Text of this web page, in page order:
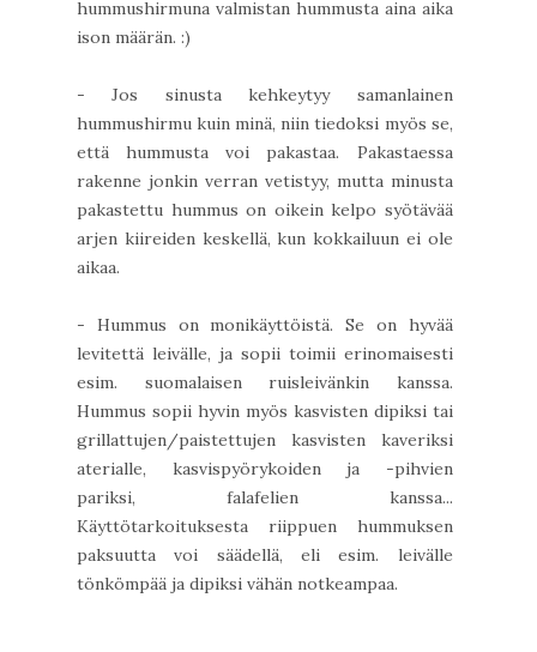
hummushirmuna valmistan hummusta aina aika
ison määrän. :)
- Jos sinusta kehkeytyy samanlainen
hummushirmu kuin minä, niin tiedoksi myös se,
että hummusta voi pakastaa. Pakastaessa
rakenne jonkin verran vetistyy, mutta minusta
pakastettu hummus on oikein kelpo syötävää
arjen kiireiden keskellä, kun kokkailuun ei ole
aikaa.
- Hummus on monikäyttöistä. Se on hyvää
levitettä leivälle, ja sopii toimii erinomaisesti
esim. suomalaisen ruisleivänkin kanssa.
Hummus sopii hyvin myös kasvisten dipiksi tai
grillattujen/paistettujen kasvisten kaveriksi
aterialle, kasvispyörykoiden ja -pihvien
pariksi, falafelien kanssa...
Käyttötarkoituksesta riippuen hummuksen
paksuutta voi säädellä, eli esim. leivälle
tönkömpää ja dipiksi vähän notkeampaa.